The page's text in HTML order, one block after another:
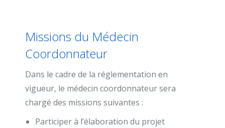
Missions du Médecin
Coordonnateur
Dans le cadre de la réglementation en
vigueur, le médecin coordonnateur sera
chargé des missions suivantes :
Participer à l’élaboration du projet